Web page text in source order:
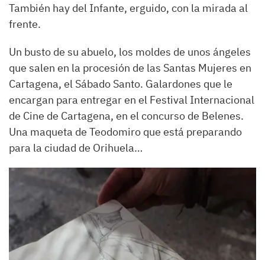
También hay del Infante, erguido, con la mirada al
frente.
Un busto de su abuelo, los moldes de unos ángeles
que salen en la procesión de las Santas Mujeres en
Cartagena, el Sábado Santo. Galardones que le
encargan para entregar en el Festival Internacional
de Cine de Cartagena, en el concurso de Belenes.
Una maqueta de Teodomiro que está preparando
para la ciudad de Orihuela…